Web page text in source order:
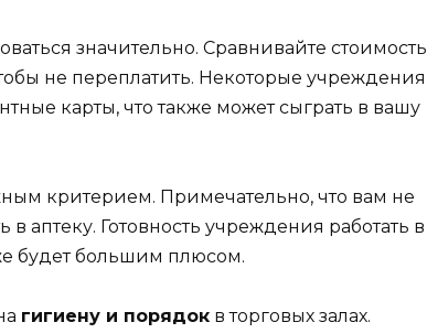
значительно. Сравнивайте стоимость
не переплатить. Некоторые учреждения
карты, что также может сыграть в вашу
критерием. Примечательно, что вам не
аптеку. Готовность учреждения работать в
будет большим плюсом.
гигиену и порядок в торговых залах.